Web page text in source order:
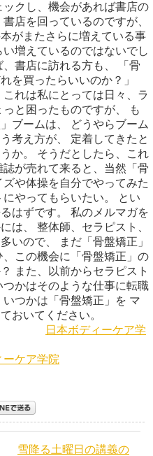
クし、機会があれば書店の
店を回っているのですが、
がまたさらに増えている事
増えているのではないでし
書店に訪れる方も、 「骨
を買ったらいいのか？」
れは私にとっては日々、ラ
と困ったものですが、 も
ブームは、 どうやらブーム
考え方が、 定着してきたと
か。 そうだとしたら、これ
が売れて来ると、当然「骨
や体操を自分でやってみた
やってもらいたい。 とい
はずです。 私のメルマガを
は、 整体師、セラピスト、
いので、 まだ「骨盤矯正」
この機会に「骨盤矯正」の
また、以前からセラピスト
かはそのような仕事に転職
つかは「骨盤矯正」を マ
おいてください。
日本ボディーケア学
ーケア学院
雪降る土曜日の講義の